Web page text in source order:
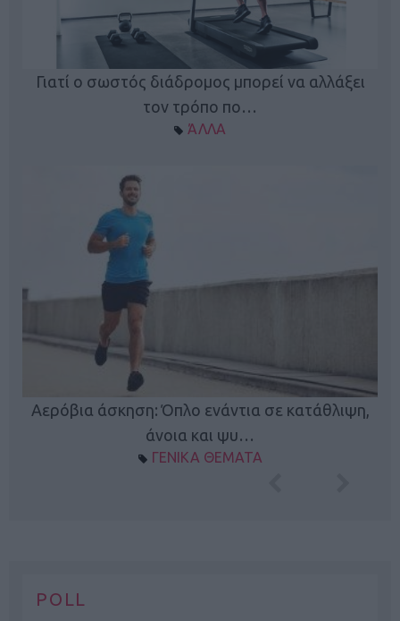
Γιατί ο σωστός διάδρομος μπορεί να αλλάξει
τον τρόπο πο…
ΆΛΛΑ
Αερόβια άσκηση: Όπλο ενάντια σε κατάθλιψη,
άνοια και ψυ…
ΓΕΝΙΚΑ ΘΕΜΑΤΑ
POLL